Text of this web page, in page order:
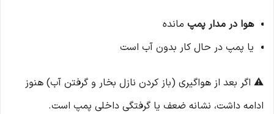
هوا در مدار پمپ مانده
یا پمپ در حال کار بدون آب است
⚠️ اگر بعد از هواگیری (باز کردن نازل بخار و گرفتن آب) هنوز
ادامه داشت، نشانه ضعف یا گرفتگی داخلی پمپ است.